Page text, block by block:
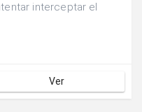
interceptar el
Ver